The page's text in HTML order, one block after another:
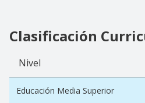
Clasificación
Nivel
Educación Media Superior